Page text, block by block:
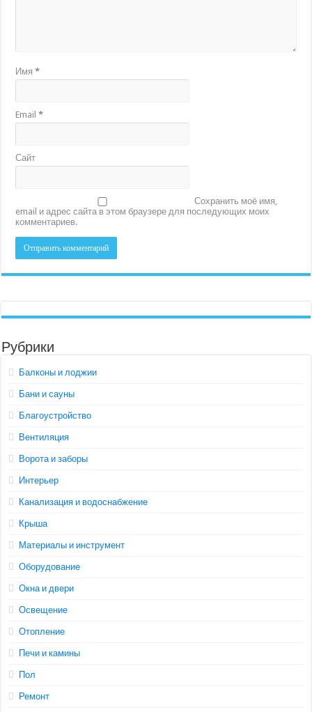
Имя*
Email*
Сайт
Сохранить моё имя,
email и адрес сайта в этом браузере для последующих моих
комментариев.
Рубрики
Балконы и лоджии
Бани и сауны
Благоустройство
Вентиляция
Ворота и заборы
Интерьер
Канализация и водоснабжение
Крыша
Материалы и инструмент
Оборудование
Окна и двери
Освещение
Отопление
Печи и камины
Пол
Ремонт